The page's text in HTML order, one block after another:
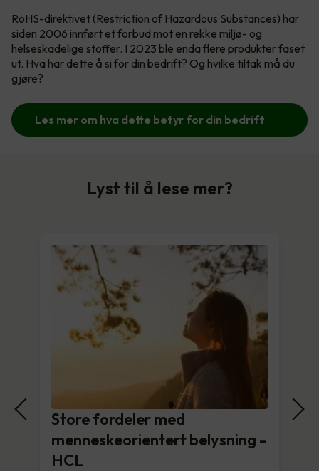
RoHS-direktivet (Restriction of Hazardous Substances) har
siden 2006 innført et forbud mot en rekke miljø- og
helseskadelige stoffer. I 2023 ble enda flere produkter faset
ut. Hva har dette å si for din bedrift? Og hvilke tiltak må du
gjøre?
Les mer om hva dette betyr for din bedrift
Lyst til å lese mer?
Store fordeler med
menneskeorientert belysning -
HCL